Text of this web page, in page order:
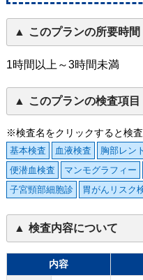
このプランの所要時間
1時間以上～3時間未満
このプランの検査項目
※検査名をクリックすると検
基本検査 血液検査 胸部レン
便潜血検査
マンモグラフィー
子宮頸部細胞診
胃がんリスク
検査内容について
内容